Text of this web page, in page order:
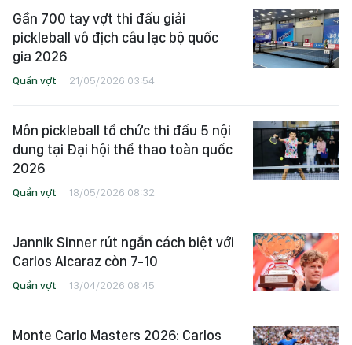
Gần 700 tay vợt thi đấu giải
pickleball vô địch câu lạc bộ quốc
gia 2026
Quần vợt 21/05/2026 03:54
Môn pickleball tổ chức thi đấu 5 nội
dung tại Đại hội thể thao toàn quốc
2026
Quần vợt 18/05/2026 08:32
Jannik Sinner rút ngắn cách biệt với
Carlos Alcaraz còn 7-10
Quần vợt 13/04/2026 08:45
Monte Carlo Masters 2026: Carlos